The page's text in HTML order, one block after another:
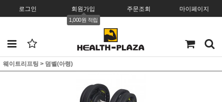
로그인 회원가입
1,000원 적립
주문조회 마이페이지
웨이트리프팅 > 덤벨(아령)